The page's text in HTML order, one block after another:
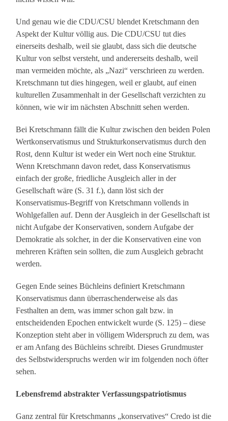
Und genau wie die CDU/CSU blendet Kretschmann den
Aspekt der Kultur völlig aus. Die CDU/CSU tut dies
einerseits deshalb, weil sie glaubt, dass sich die deutsche
Kultur von selbst versteht, und andererseits deshalb, weil
man vermeiden möchte, als „Nazi“ verschrieen zu werden.
Kretschmann tut dies hingegen, weil er glaubt, auf einen
kulturellen Zusammenhalt in der Gesellschaft verzichten zu
können, wie wir im nächsten Abschnitt sehen werden.
Bei Kretschmann fällt die Kultur zwischen den beiden Polen
Wertkonservatismus und Strukturkonservatismus durch den
Rost, denn Kultur ist weder ein Wert noch eine Struktur.
Wenn Kretschmann davon redet, dass Konservatismus
einfach der große, friedliche Ausgleich aller in der
Gesellschaft wäre (S. 31 f.), dann löst sich der
Konservatismus-Begriff von Kretschmann vollends in
Wohlgefallen auf. Denn der Ausgleich in der Gesellschaft ist
nicht Aufgabe der Konservativen, sondern Aufgabe der
Demokratie als solcher, in der die Konservativen eine von
mehreren Kräften sein sollten, die zum Ausgleich gebracht
werden.
Gegen Ende seines Büchleins definiert Kretschmann
Konservatismus dann überraschenderweise als das
Festhalten an dem, was immer schon galt bzw. in
entscheidenden Epochen entwickelt wurde (S. 125) – diese
Konzeption steht aber in völligem Widerspruch zu dem, was
er am Anfang des Büchleins schreibt. Dieses Grundmuster
des Selbstwiderspruchs werden wir im folgenden noch öfter
sehen.
Lebensfremd abstrakter Verfassungspatriotismus
Ganz zentral für Kretschmanns „konservatives“ Credo ist die